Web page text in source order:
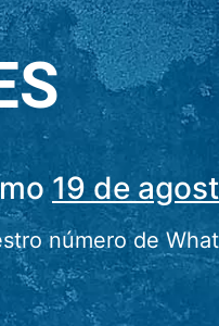
19 de
número de